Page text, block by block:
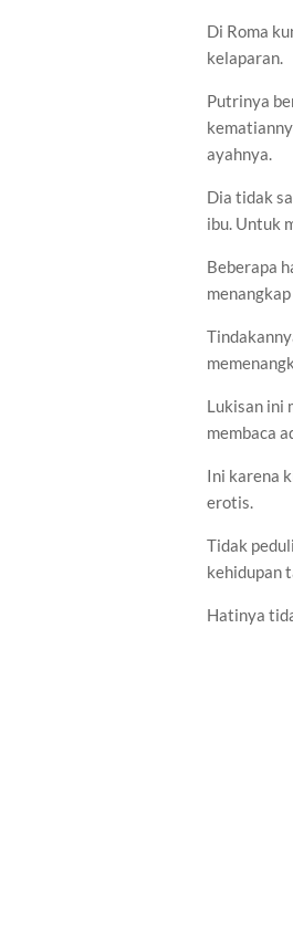
Di Roma
kelaparan.
Putrinya
ayahnya.
Dia tidak
ibu. Untuk
Beberapa
Lukisan ini
membaca
Ini karena
erotis.
Tidak
kehidupan
Hatinya